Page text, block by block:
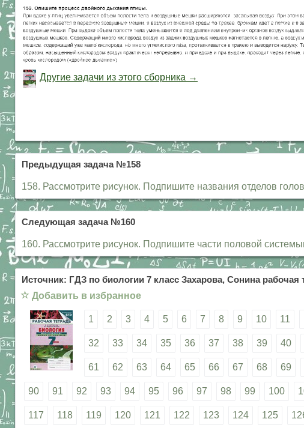
Другие задачи из этого сборника →
Предыдущая задача №158
158. Рассмотрите рисунок. Подпишите названия отделов
Следующая задача №160
160. Рассмотрите рисунок. Подпишите части половой
Источник: ГДЗ по биологии 7 класс Захарова, Сонина рабочая
☆ Добавить в избранное
1 2 3 4 5 6 7 8 9 10 11
32 33 34 35 36 37 38 39 40
61 62 63 64 65 66 67 68 69
90 91 92 93 94 95 96 97 98 99 100
117 118 119 120 121 122 123 124 125